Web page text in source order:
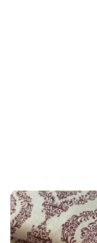
Při
doporučujeme
pevnější nitě, aby